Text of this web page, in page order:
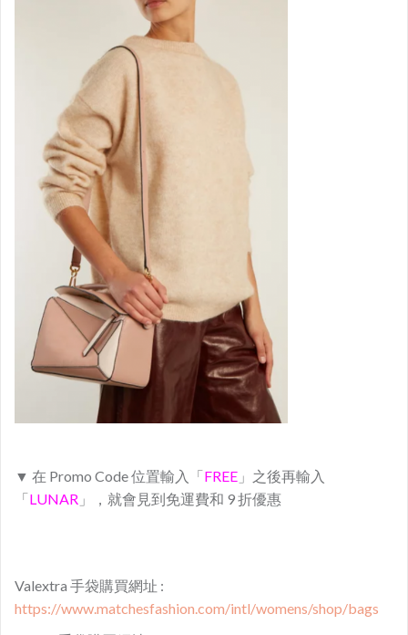
▼ 在 Promo Code 位置輸入「FREE 」之後再輸入
「LUNAR 」，就會見到免運費和 9 折優惠
Valextra 手袋購買網址 :
https://www.matchesfashion.com/intl/womens/shop/bags